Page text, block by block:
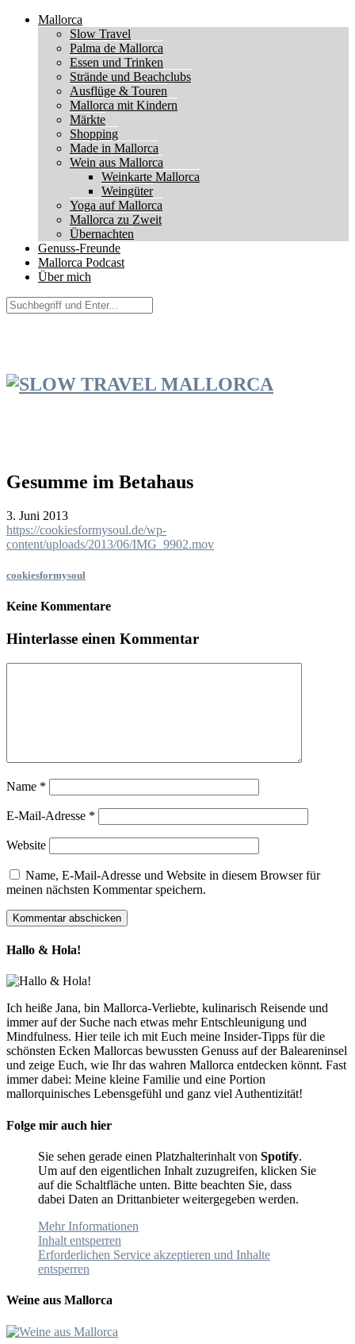
Mallorca
Slow Travel
Palma de Mallorca
Essen und Trinken
Strände und Beachclubs
Ausflüge & Touren
Mallorca mit Kindern
Märkte
Shopping
Made in Mallorca
Wein aus Mallorca
Weinkarte Mallorca
Weingüter
Yoga auf Mallorca
Mallorca zu Zweit
Übernachten
Genuss-Freunde
Mallorca Podcast
Über mich
Gesumme im Betahaus
3. Juni 2013
https://cookiesformysoul.de/wp-
content/uploads/2013/06/IMG_9902.mov
cookiesformysoul
Keine Kommentare
Hinterlasse einen Kommentar
Name *
E-Mail-Adresse *
Website
Name, E-Mail-Adresse und Website in diesem Browser für
meinen nächsten Kommentar speichern.
Hallo & Hola!
Ich heiße Jana, bin Mallorca-Verliebte, kulinarisch Reisende und
immer auf der Suche nach etwas mehr Entschleunigung und
Mindfulness. Hier teile ich mit Euch meine Insider-Tipps für die
schönsten Ecken Mallorcas bewussten Genuss auf der Baleareninsel
und zeige Euch, wie Ihr das wahren Mallorca entdecken könnt. Fast
immer dabei: Meine kleine Familie und eine Portion
mallorquinisches Lebensgefühl und ganz viel Authentizität!
Folge mir auch hier
Sie sehen gerade einen Platzhalterinhalt von Spotify.
Um auf den eigentlichen Inhalt zuzugreifen, klicken Sie
auf die Schaltfläche unten. Bitte beachten Sie, dass
dabei Daten an Drittanbieter weitergegeben werden.
Mehr Informationen
Inhalt entsperren
Erforderlichen Service akzeptieren und Inhalte
entsperren
Weine aus Mallorca